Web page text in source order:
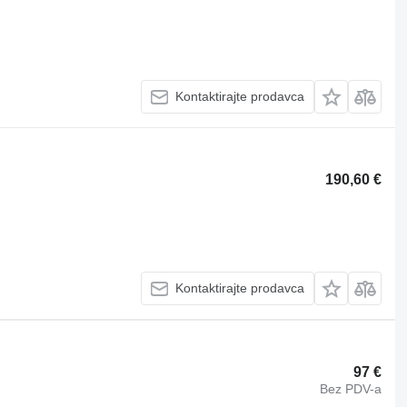
Kontaktirajte prodavca
190,60 €
Kontaktirajte prodavca
97 €
Bez PDV-a